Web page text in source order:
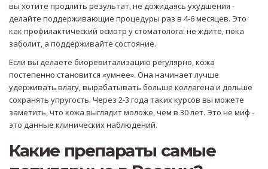
вы хотите продлить результат, не дожидаясь ухудшения -
делайте поддерживающие процедуры раз в 4-6 месяцев. Это
как профилактический осмотр у стоматолога: не ждите, пока
заболит, а поддерживайте состояние.
Если вы делаете биоревитализацию регулярно, кожа
постепенно становится «умнее». Она начинает лучше
удерживать влагу, вырабатывать больше коллагена и дольше
сохранять упругость. Через 2-3 года таких курсов вы можете
заметить, что кожа выглядит моложе, чем в 30 лет. Это не миф -
это данные клинических наблюдений.
Какие препараты самые